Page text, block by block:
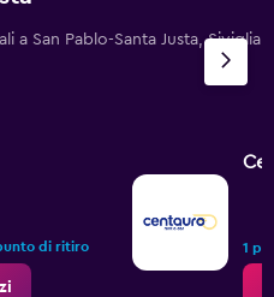
San Pablo-Santa Justa, Siviglia
di ritiro 1